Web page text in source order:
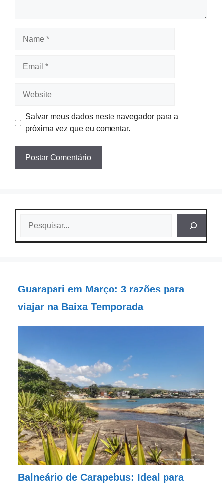
Salvar meus dados neste navegador para a
próxima vez que eu comentar.
Guarapari em Março: 3 razões para
viajar na Baixa Temporada
Balneário de Carapebus: Ideal para